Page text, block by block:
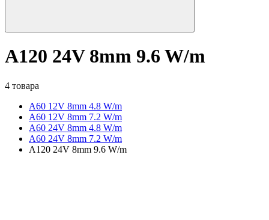
A120 24V 8mm 9.6 W/m
4 товара
A60 12V 8mm 4.8 W/m
A60 12V 8mm 7.2 W/m
A60 24V 8mm 4.8 W/m
A60 24V 8mm 7.2 W/m
A120 24V 8mm 9.6 W/m